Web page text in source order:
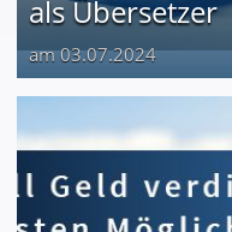
als Übersetzer
am 03.07.2024